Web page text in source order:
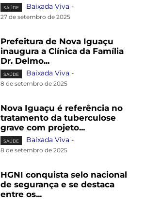
SAÚDE Baixada Viva -
27 de setembro de 2025
Prefeitura de Nova Iguaçu
inaugura a Clínica da Família
Dr. Delmo...
SAÚDE Baixada Viva -
8 de setembro de 2025
Nova Iguaçu é referência no
tratamento da tuberculose
grave com projeto...
SAÚDE Baixada Viva -
8 de setembro de 2025
HGNI conquista selo nacional
de segurança e se destaca
entre os...